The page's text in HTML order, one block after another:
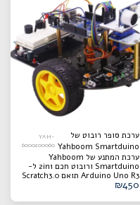
ערכת סופר רובוט של
Yahboom Smartduino
ורובוט חכם 2in1 ל-
Arduino Uno R3 עובד
עם שפת Scratch3.0
YAH-
6000200060
ערכת המתנע של Yahboom
Smartduino ורובוט חכם 2in1 ל-
Arduino Uno R3 תואם Scratch3.0
₪450